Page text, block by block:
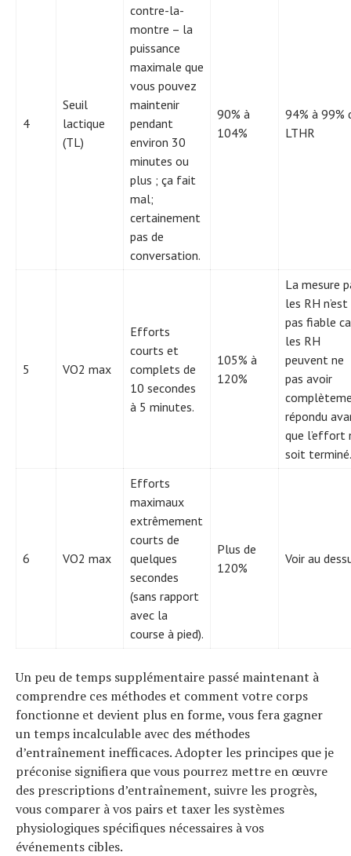
4
Seuil
lactique
(TL)
contre-la-
montre – la
puissance
maximale que
vous pouvez
maintenir
pendant
environ 30
minutes ou
plus ; ça fait
mal;
certainement
pas de
conversation.
90% à
104%
94% à 99%
LTHR
5 VO2 max
Efforts
courts et
complets de
10 secondes
à 5 minutes.
105% à
120%
La mesure
les RH n’est
pas fiable
les RH
peuvent ne
pas avoir
répondu
que l’effort
soit terminé.
6 VO2 max
Efforts
maximaux
extrêmement
courts de
quelques
secondes
(sans rapport
avec la
course à pied).
Plus de
120%
Voir au
Un peu de temps supplémentaire passé maintenant à
comprendre ces méthodes et comment votre corps
fonctionne et devient plus en forme, vous fera gagner
un temps incalculable avec des méthodes
d’entraînement inefficaces. Adopter les principes que je
préconise signifiera que vous pourrez mettre en œuvre
des prescriptions d’entraînement, suivre les progrès,
vous comparer à vos pairs et taxer les systèmes
physiologiques spécifiques nécessaires à vos
événements cibles.